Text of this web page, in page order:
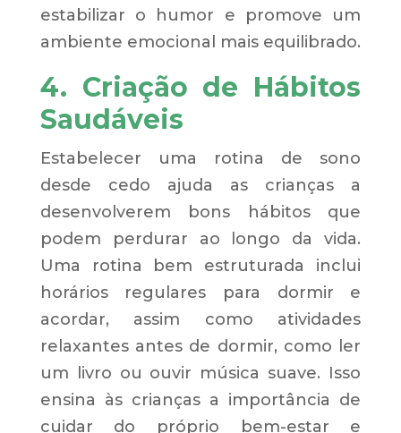
estabilizar o humor e promove um
ambiente emocional mais equilibrado.
4. Criação de Hábitos
Saudáveis
Estabelecer uma rotina de sono
desde cedo ajuda as crianças a
desenvolverem bons hábitos que
podem perdurar ao longo da vida.
Uma rotina bem estruturada inclui
horários regulares para dormir e
acordar, assim como atividades
relaxantes antes de dormir, como ler
um livro ou ouvir música suave. Isso
ensina às crianças a importância de
cuidar do próprio bem-estar e